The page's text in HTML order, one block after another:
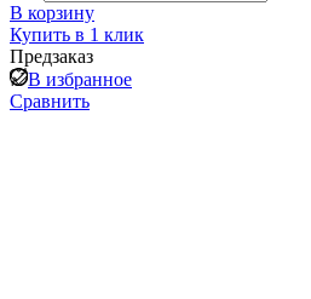
В корзину
Купить в 1 клик
Предзаказ
В избранное
Сравнить